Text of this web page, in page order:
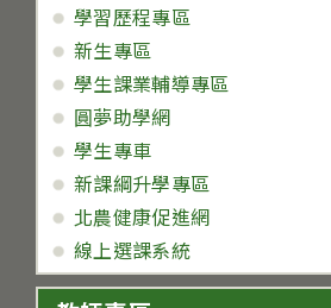
學習歷程專區
新生專區
學生課業輔導專區
圓夢助學網
學生專車
新課綱升學專區
北農健康促進網
線上選課系統